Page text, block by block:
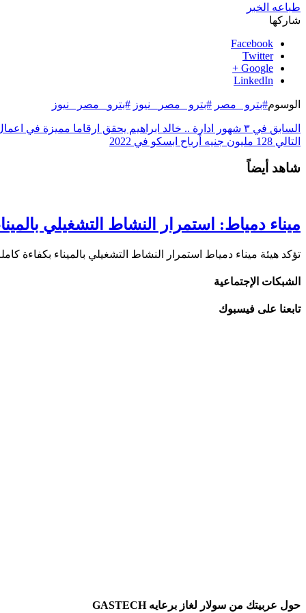
طباعه الخبر
شاركها
Facebook
Twitter
Google +
LinkedIn
الوسوم#بترو _مصر #بترو _مصر_ نيوز #بترو_ مصر _نيوز
السابق في ٣ شهور ادارة .. خالد ابراهيم يحقق ارقاما مميزة في اعمال بترومنت
التالي
شاهد أيضاً
ميناء دمياط: استمرار النشاط التشغيلي
تؤكد هيئة ميناء دمياط استمرار النشاط التشغيلي بالميناء
الشبكات الإجتماعية
تابعنا على فيسبوك
حول عربيتك من سولار لغاز برعايه GASTECH